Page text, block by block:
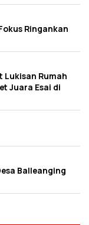
Ringankan
Lukisan Rumah
Juara Esai di
Balleanging